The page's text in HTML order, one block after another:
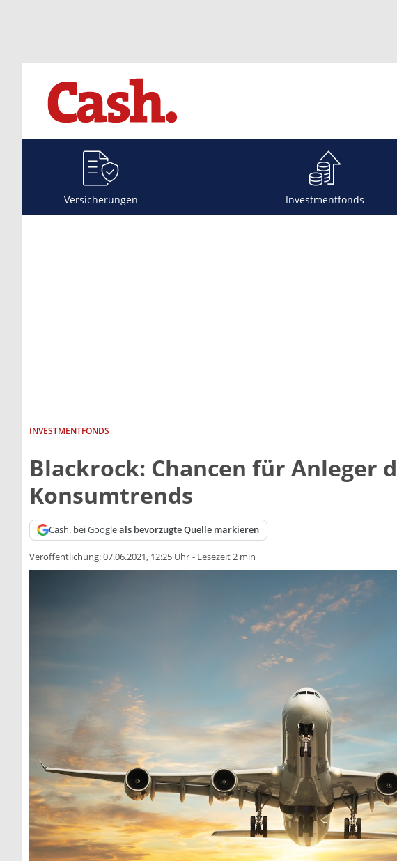
Versicherungen Investmentfonds
INVESTMENTFONDS
Blackrock: Chancen für Anleger
Konsumtrends
Cash. bei Googleals bevorzugte Quelle markieren
Veröffentlichung:07.06.2021, 12:25 Uhr - Lesezeit 2 min